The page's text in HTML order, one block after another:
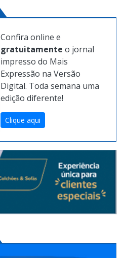
Confira online e
gratuitamenteo jornal
impresso do Mais
Expressão na Versão
Digital. Toda semana uma
edição diferente!
Clique aqui